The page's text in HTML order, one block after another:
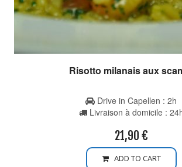
Risotto milanais aux
Drive in Capellen : 2h
Livraison à domicile :
21,90 €
ADD TO CART